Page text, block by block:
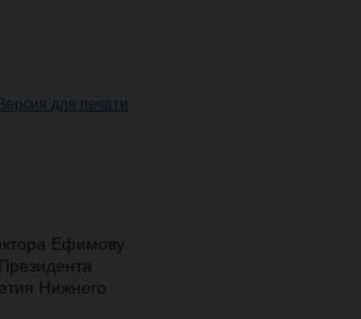
Версия для печати
Ефимову
Нижнего